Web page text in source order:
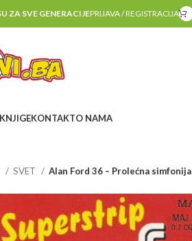
ZA SVE GENERACIJEPRIJAVA / REGISTRACIJA
KNJIGEKONTAKTO NAMA
SVET Alan Ford 36 – Prolećna simfonija